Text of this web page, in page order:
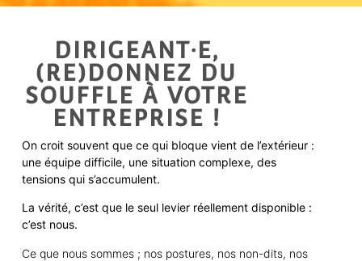
DIRIGEANT·E,
(RE)DONNEZ DU
SOUFFLE À VOTRE
ENTREPRISE !
On croit souvent que ce qui bloque vient de l’extérieur :
une équipe difficile, une situation complexe, des
tensions qui s’accumulent.
La vérité, c’est que le seul levier réellement disponible :
c’est nous.
Ce que nous sommes ; nos postures, nos non-dits, nos